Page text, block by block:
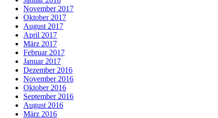
November 2017
Oktober 2017
August 2017
April 2017
März 2017
Februar 2017
Januar 2017
Dezember 2016
November 2016
Oktober 2016
September 2016
August 2016
März 2016